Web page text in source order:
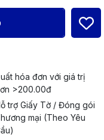
hóa đơn với giá trị
>200.00đ
trợ Giấy Tờ / Đóng gói
mại (Theo Yêu